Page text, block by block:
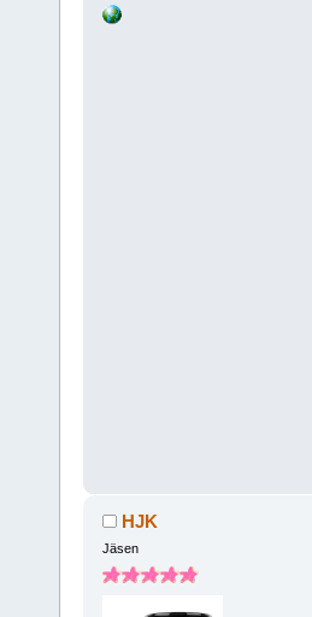
HJK
Jäsen